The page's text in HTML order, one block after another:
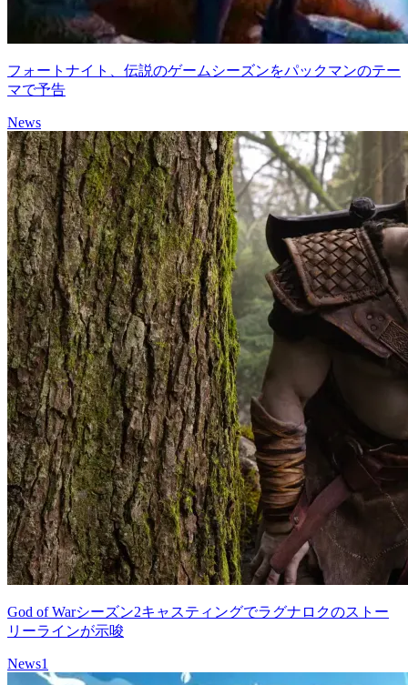
フォートナイト、伝説のゲームシーズンをパックマンのテー
マで予告
News
God of Warシーズン2キャスティングでラグナロクのストー
リーラインが示唆
News1